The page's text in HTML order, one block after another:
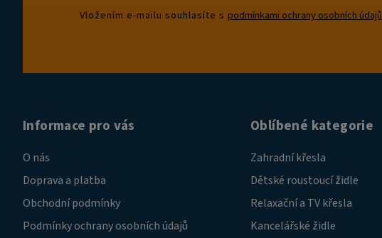
Vložením e-mailu souhlasíte s podmínkami ochrany osobních údajů
Informace pro vás
O nás
Doprava a platba
Obchodní podmínky
Podmínky ochrany osobních údajů
Oblíbené kategorie
Zahradní křesla
Dětské roustoucí židle
Relaxační a TV křesla
Kancelářské židle